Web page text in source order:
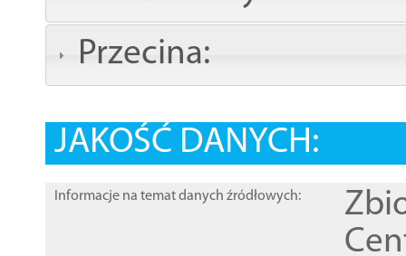
Przecina:
JAKOŚĆ DANYCH:
Informacje na temat danych źródłowych: